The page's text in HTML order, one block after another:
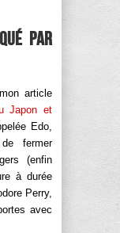
par
article
Japon et
Edo,
fermer
(enfin
à durée
Perry,
avec